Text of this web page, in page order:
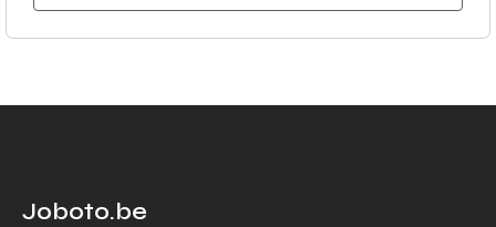
Joboto.be